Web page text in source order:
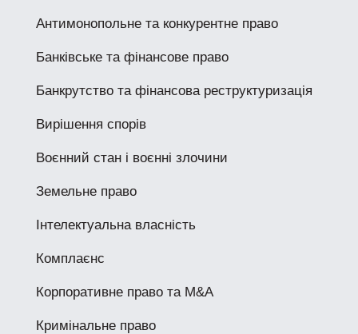
Антимонопольне та конкурентне право
Банківське та фінансове право
Банкрутство та фінансова реструктуризація
Вирішення спорів
Воєнний стан і воєнні злочини
Земельне право
Інтелектуальна власність
Комплаєнс
Корпоративне право та M&A
Кримінальне право